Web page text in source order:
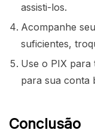
assisti-los.
Acompanhe
suficientes,
Use o PIX para
para sua conta
Conclusão